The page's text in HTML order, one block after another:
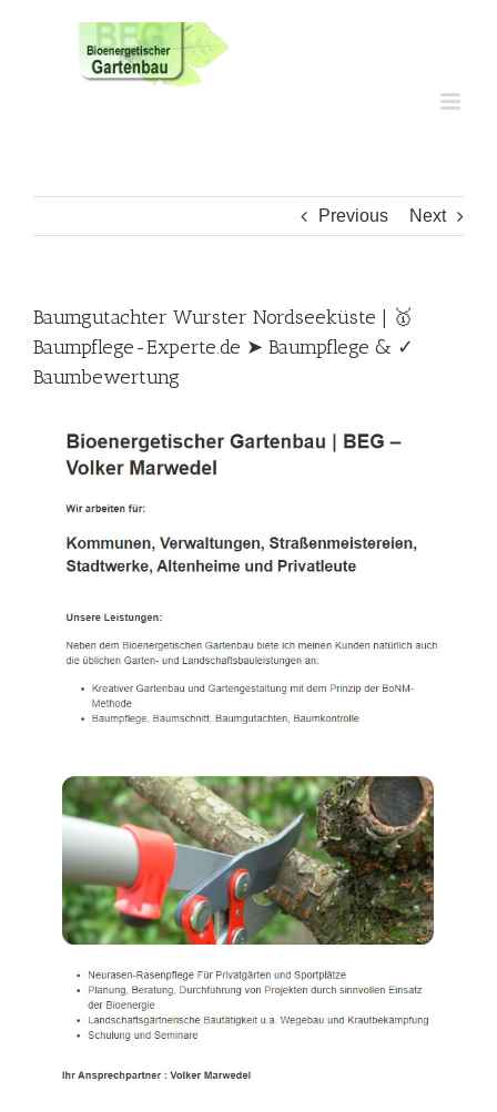
Previous Next
Baumgutachter Wurster Nordseeküste | 🥇
Baumpflege-Experte.de ➤ Baumpflege & ✓
Baumbewertung